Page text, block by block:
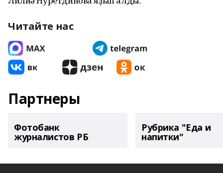
Читайте нас
Партнеры
Фотобанк
журналистов РБ
Рубрика "Еда и
напитки"